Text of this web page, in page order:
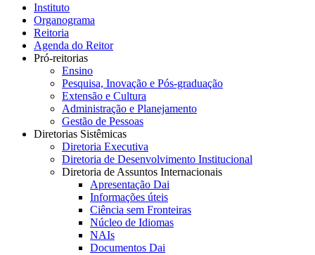
Instituto
Organograma
Reitoria
Agenda do Reitor
Pró-reitorias
Ensino
Pesquisa, Inovação e Pós-graduação
Extensão e Cultura
Administração e Planejamento
Gestão de Pessoas
Diretorias Sistêmicas
Diretoria Executiva
Diretoria de Desenvolvimento Institucional
Diretoria de Assuntos Internacionais
Apresentação Dai
Informações úteis
Ciência sem Fronteiras
Núcleo de Idiomas
NAIs
Documentos Dai